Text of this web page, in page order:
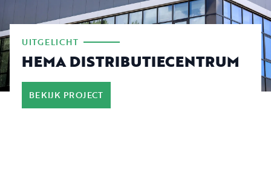
UITGELICHT
HEMA DISTRIBUTIECENTRUM
BEKIJK PROJECT